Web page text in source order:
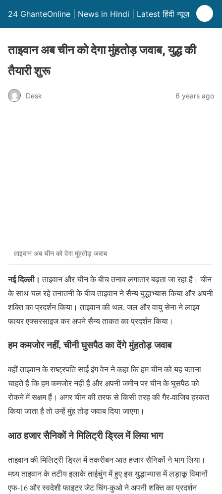
24 GhanteOnline | News in Hindi | Latest हिंदी न्यूज़
ताइवान अब चीन को देगा मुंहतोड़ जवाब, युद्ध की
तैयारी शुरू
Desk 6 years ago
ताइवान अब चीन को देगा मुंहतोड़ जवाब
नई दिल्ली। ताइवान और चीन के बीच तनाव लगातार बढ़ता जा रहा है। चीन
के साथ चल रहे तनातनी के बीच ताइवान ने सैन्य युद्धाभ्यास किया और अपनी
शक्ति का प्रदर्शन किया। ताइवान की थल, जल और वायु सेना ने लाइव
फायर एक्सरसाइज कर अपने सैन्य ताकत का प्रदर्शन किया।
हम कमजोर नहीं, चीनी घुसपैठ का देंगे मुंहतोड़ जवाब
वहीं ताइवान के राष्ट्रपति साई इंग वेन ने कहा कि हम चीन को यह बताना
चाहते हैं कि हम कमजोर नहीं हैं और अपनी जमीन पर चीन के घुसपैठ को
रोकने में सक्षम हैं। अगर चीन की तरफ से किसी तरह की गैर-वाजिब हरकत
किया जाता है तो उन्हें मुंह तोड़ जवाब दिया जाएगा।
आठ हजार सैनिकों ने मिलिट्री ड्रिल में लिया भाग
ताइवान की मिलिट्री ड्रिल में तकरीबन आठ हजार सैनिकों ने भाग लिया।
मध्य ताइवान के तटीय इलाके ताईचुंग में हुए इस युद्धाभ्यास में लड़ाकू विमानों
एफ-16 और स्वदेशी फाइटर जेट चिंग-कुओ ने अपनी शक्ति का प्रदर्शन